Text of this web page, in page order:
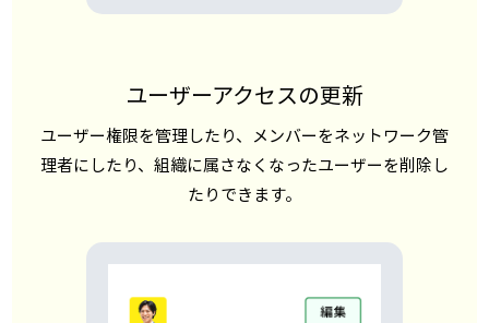
ユーザーアクセスの更新
ユーザー権限を管理したり、メンバーをネットワーク管
理者にしたり、組織に属さなくなったユーザーを削除し
たりできます。